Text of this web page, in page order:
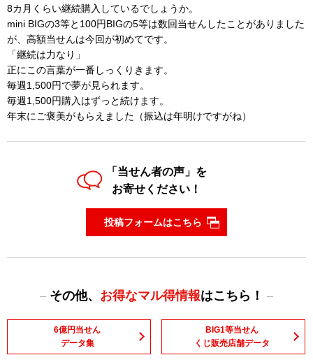
8カ月くらい継続購入しているでしょうか。
mini BIGの3等と100円BIGの5等は数回当せんしたことがありました
が、高額当せんは今回が初めてです。
「継続は力なり」
正にこの言葉が一番しっくりきます。
毎週1,500円で夢が見られます。
毎週1,500円購入はずっと続けます。
年末にご褒美がもらえました（振込は年明けですがね）
「当せん者の声」を
お寄せください！
投稿フォームはこちら
その他、 お得なマル得情報はこちら！
6億円当せん
データ集
BIG1等当せん
くじ販売店舗データ